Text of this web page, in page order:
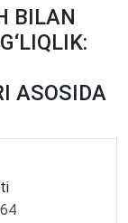
BILAN
ASOSIDA